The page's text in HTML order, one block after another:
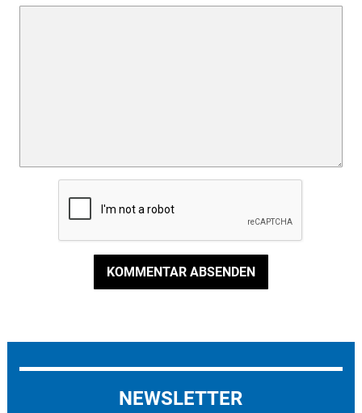
KOMMENTAR ABSENDEN
NEWSLETTER